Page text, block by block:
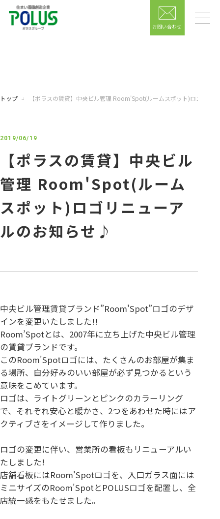
お問い合わせ
トップ 【ポラスの賃貸】中央ビル管理 Room'Spot(ルームスポット)ロゴリニ
2019/06/19
【ポラスの賃貸】中央ビル
管理 Room'Spot(ルーム
スポット)ロゴリニューア
ルのお知らせ♪
中央ビル管理賃貸ブランド”Room'Spot”ロゴのデザ
インを変更いたしました!!
Room’Spotとは、2007年に立ち上げた中央ビル管理
の賃貸ブランドです。
このRoom'Spotロゴには、たくさんのお部屋が集ま
る場所、自分好みのいい部屋が必ず見つかるという
意味をこめています。
ロゴは、ライトグリーンとピンクのカラーリング
で、それぞれ安心と暖かさ、2つをあわせた時にはア
クティブさをイメージして作りました。
ロゴの変更に伴い、営業所の看板もリニューアルい
たしました!
店舗看板にはRoom'Spotロゴを、入口ガラス面には
ミニサイズのRoom'SpotとPOLUSロゴを配置し、全
店統一感をもたせました。